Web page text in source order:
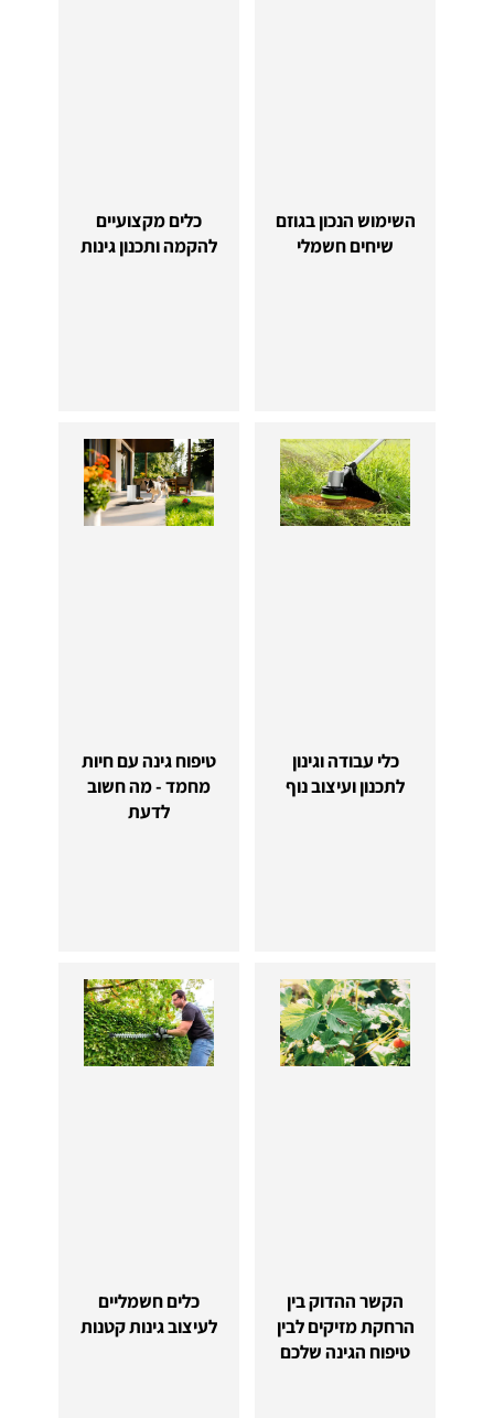
השימוש הנכון בגוזם
שיחים חשמלי
כלים מקצועיים
להקמה ותכנון גינות
כלי עבודה וגינון
לתכנון ועיצוב נוף
טיפוח גינה עם חיות
מחמד - מה חשוב
לדעת
הקשר ההדוק בין
הרחקת מזיקים לבין
טיפוח הגינה שלכם
כלים חשמליים
לעיצוב גינות קטנות